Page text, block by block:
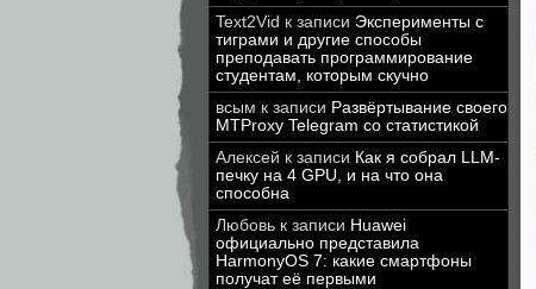
Text2Vid к записи Эксперименты с
тиграми и другие способы
преподавать программирование
студентам, которым скучно
всым к записи Развёртывание своего
MTProxy Telegram со статистикой
Алексей к записи Как я собрал LLM-
печку на 4 GPU, и на что она
способна
Любовь к записи Huawei
официально представила
HarmonyOS 7: какие смартфоны
получат её первыми